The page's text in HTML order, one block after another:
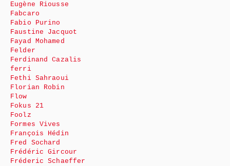
Eugène Riousse
Fabcaro
Fabio Purino
Faustine Jacquot
Fayad Mohamed
Felder
Ferdinand Cazalis
ferri
Fethi Sahraoui
Florian Robin
Flow
Fokus 21
Foolz
Formes Vives
François Hédin
Fred Sochard
Frédéric Gircour
Fréderic Schaeffer